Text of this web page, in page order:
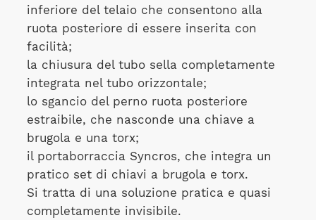
inferiore del telaio che consentono alla
ruota posteriore di essere inserita con
facilità;
la chiusura del tubo sella completamente
integrata nel tubo orizzontale;
lo sgancio del perno ruota posteriore
estraibile, che nasconde una chiave a
brugola e una torx;
il portaborraccia Syncros, che integra un
pratico set di chiavi a brugola e torx.
Si tratta di una soluzione pratica e quasi
completamente invisibile.